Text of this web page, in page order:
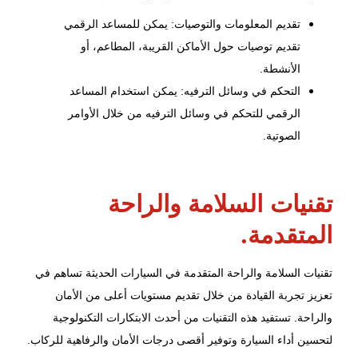
تقديم المعلومات والتوصيات: يمكن للمساعد الرقمي
تقديم توصيات حول الأماكن القريبة، المطاعم، أو
الأنشطة.
التحكم في وسائل الترفيه: يمكن استخدام المساعد
الرقمي للتحكم في وسائل الترفيه من خلال الأوامر
الصوتية.
تقنيات السلامة والراحة
المتقدمة.
تقنيات السلامة والراحة المتقدمة في السيارات الحديثة تساهم في
تعزيز تجربة القيادة من خلال تقديم مستويات أعلى من الأمان
والراحة. تستفيد هذه التقنيات من أحدث الابتكارات التكنولوجية
لتحسين أداء السيارة وتوفير أقصى درجات الأمان والرفاهية للركاب.